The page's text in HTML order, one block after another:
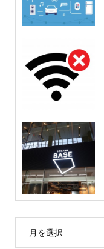
月を選択